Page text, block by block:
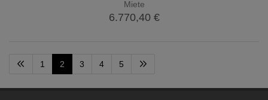
Miete
6.770,40 €
1 2 3 4 5